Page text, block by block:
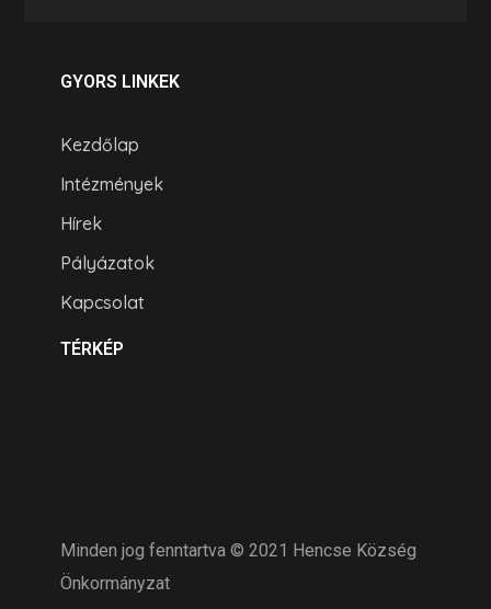
GYORS LINKEK
Kezdőlap
Intézmények
Hírek
Pályázatok
Kapcsolat
TÉRKÉP
Minden jog fenntartva © 2021 Hencse Község
Önkormányzat